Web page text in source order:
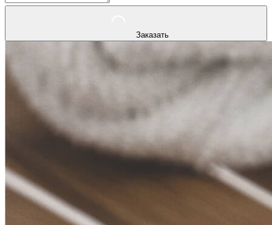
Заказать